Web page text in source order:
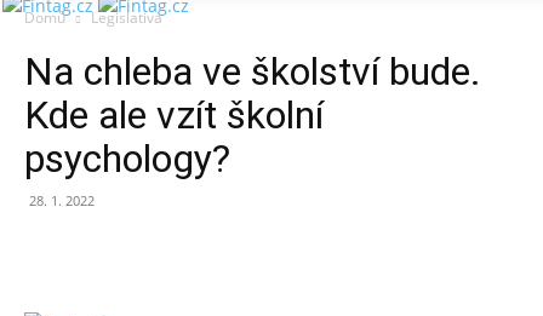
Domů Legislativa
Na chleba ve školství bude.
Kde ale vzít školní
psychology?
28. 1. 2022